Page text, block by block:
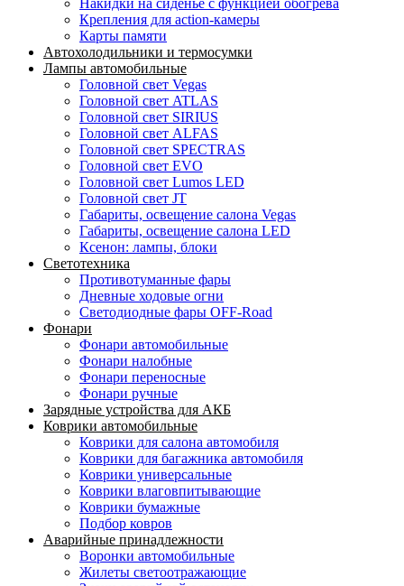
Накидки на сиденье с функцией обогрева
Крепления для action-камеры
Карты памяти
Автохолодильники и термосумки
Лампы автомобильные
Головной свет Vegas
Головной свет ATLAS
Головной свет SIRIUS
Головной свет ALFAS
Головной свет SPECTRAS
Головной свет EVO
Головной свет Lumos LED
Головной свет JT
Габариты, освещение салона Vegas
Габариты, освещение салона LED
Ксенон: лампы, блоки
Светотехника
Противотуманные фары
Дневные ходовые огни
Светодиодные фары OFF-Road
Фонари
Фонари автомобильные
Фонари налобные
Фонари переносные
Фонари ручные
Зарядные устройства для АКБ
Коврики автомобильные
Коврики для салона автомобиля
Коврики для багажника автомобиля
Коврики универсальные
Коврики влаговпитывающие
Коврики бумажные
Подбор ковров
Аварийные принадлежности
Воронки автомобильные
Жилеты светоотражающие